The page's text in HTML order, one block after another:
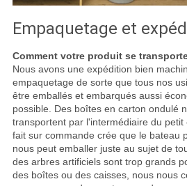
Empaquetage et
Comment votre produit se
Nous avons une expédition bien
empaquetage de sorte que tous nos
être emballés et embarqués aussi
possible. Des boîtes en carton ondulé
transportent par l'intermédiaire du
fait sur commande crée que le bateau
nous peut emballer juste au sujet de
des arbres artificiels sont trop grands
des boîtes ou des caisses, nous nous